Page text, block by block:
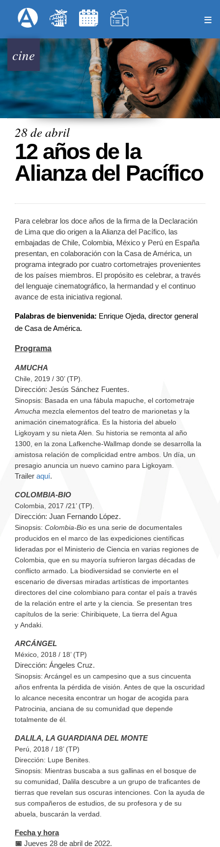
al
principal
Menú Superior
cine
28 de abril
12 años de la
Alianza del Pacífico
Para celebrar los doce años de la firma de la Declaración
de Lima que dio origen a la Alianza del Pacífico, las
embajadas de Chile, Colombia, México y Perú en España
presentan, en colaboración con la Casa de América, un
programa integrado por cuatro cortometrajes provenientes
de los países miembros. El propósito es celebrar, a través
del lenguaje cinematográfico, la hermandad y el continuo
avance de esta iniciativa regional.
Palabras de bienvenida: Enrique Ojeda, director general
de Casa de América.
Programa
AMUCHA
Chile, 2019 / 30’ (TP).
Dirección: Jesús Sánchez Fuentes.
Sinopsis: Basada en una fábula mapuche, el cortometraje
Amucha mezcla elementos del teatro de marionetas y la
animación cinematográfica. Es la historia del abuelo
Ligkoyam y su nieta Alen. Su historia se remonta al año
1300, en la zona Lafkenche-Wallmap donde se desarrolla la
amistosa relación de complicidad entre ambos. Un día, un
presagio anuncia un nuevo camino para Ligkoyam.
Trailer aquí.
COLOMBIA-BIO
Colombia, 2017 /21’ (TP).
Dirección: Juan Fernando López.
Sinopsis: Colombia-Bio es una serie de documentales
producidos en el marco de las expediciones científicas
lideradas por el Ministerio de Ciencia en varias regiones de
Colombia, que en su mayoría sufrieron largas décadas de
conflicto armado. La biodiversidad se convierte en el
escenario de diversas miradas artísticas de importantes
directores del cine colombiano para contar el país a través
de la relación entre el arte y la ciencia. Se presentan tres
capítulos de la serie: Chiribiquete, La tierra del Agua
y Andaki.
ARCÁNGEL
México, 2018 / 18’ (TP)
Dirección: Ángeles Cruz.
Sinopsis: Arcángel es un campesino que a sus cincuenta
años enfrenta la pérdida de visión. Antes de que la oscuridad
lo alcance necesita encontrar un hogar de acogida para
Patrocinia, anciana de su comunidad que depende
totalmente de él.
DALILA, LA GUARDIANA DEL MONTE
Perú, 2018 / 18’ (TP)
Dirección: Lupe Benites.
Sinopsis: Mientras buscaba a sus gallinas en el bosque de
su comunidad, Dalila descubre a un grupo de traficantes de
tierras que revelan sus oscuras intenciones. Con la ayuda de
sus compañeros de estudios, de su profesora y de su
abuela, buscarán la verdad.
Fecha y hora
📅 Jueves 28 de abril de 2022.